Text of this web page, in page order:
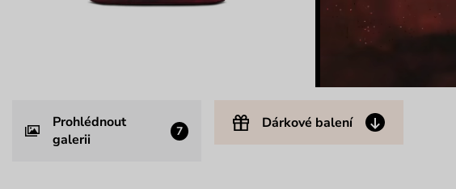
Prohlédnout
galerii
7 Dárkové balení